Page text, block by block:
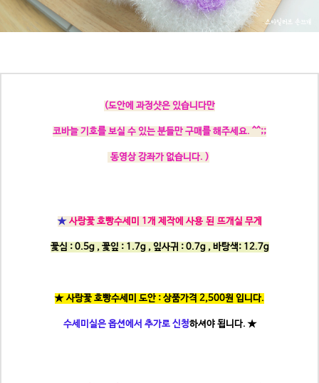
(도안에 과정샷은 있습니다만
코바늘 기호를 보실 수 있는 분들만 구매를 해주세요. ^^;;
동영상 강좌가 없습니다. )
★사랑꽃 호빵수세미 1개 제작에 사용 된 뜨개실 무게
꽃심 : 0.5g , 꽃잎 : 1.7g , 잎사귀 : 0.7g , 바탕색: 12.7g
★ 사랑꽃 호빵수세미 도안 : 상품가격 2,500원 입니다.
수세미실은 옵션에서 추가로 신청하셔야 됩니다. ★